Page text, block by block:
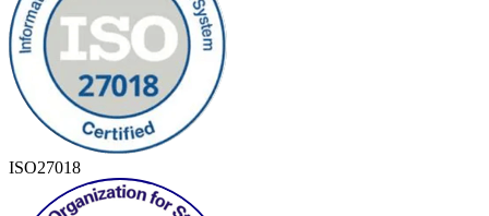
ISO27018